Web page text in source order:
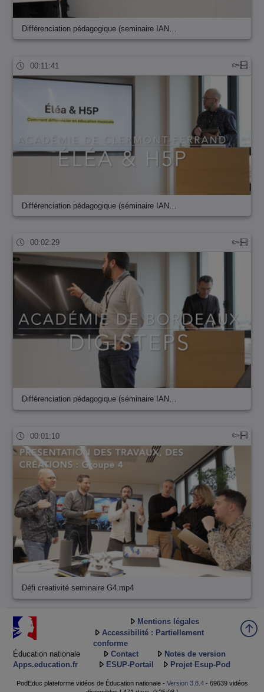
Différenciation pédagogique (seminaire IAN…
00:11:41
Différenciation pédagogique (séminaire IAN…
00:02:29
Différenciation pédagogique (séminaire IAN…
00:01:10
Défi creativité seminaire G4.mp4
Éducation nationale
Apps.education.fr
Mentions légales
Accessibilité : Partiellement
conforme
Contact
Notes de version
ESUP-Portail
Projet Esup-Pod
PodEduc plateforme vidéos de Éducation nationale - Version 3.8.4- 69639 vidéos